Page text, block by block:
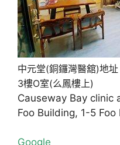
中元堂(銅鑼灣醫舘)地
3樓O室(么鳳樓上)
Causeway Bay clinic
Foo Building, 1-5
Google